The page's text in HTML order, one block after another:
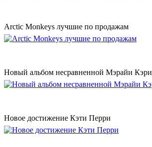
Аrctic Monkeys лучшие по продажам
Новый альбом несравненной Мэрайи Кэри
Новое достижение Кэти Перри